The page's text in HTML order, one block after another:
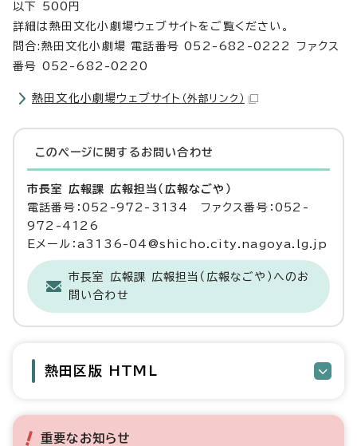
以下 500円
詳細は熱田文化小劇場ウェブサイトをご覧ください。
問合:熱田文化小劇場 電話番号 052-682-0222 ファクス
番号 052-682-0220
熱田文化小劇場ウェブサイト （外部リンク）
このページに関する お問い合わせ
市長室 広報課 広報担当（広報なごや）
電話番号：052-972-3134 ファクス番号：052-
972-4126
Eメール：a3136-04@shicho.city.nagoya.lg.jp
市長室 広報課 広報担当（広報なごや）へのお
問い合わせ
熱田区版 HTML
重要なお知らせ